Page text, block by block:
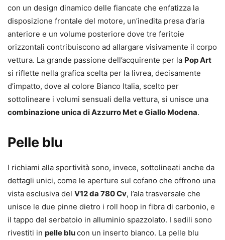
con un design dinamico delle fiancate che enfatizza la
disposizione frontale del motore, un’inedita presa d’aria
anteriore e un volume posteriore dove tre feritoie
orizzontali contribuiscono ad allargare visivamente il corpo
vettura. La grande passione dell’acquirente per la Pop Art
si riflette nella grafica scelta per la livrea, decisamente
d’impatto, dove al colore Bianco Italia, scelto per
sottolineare i volumi sensuali della vettura, si unisce una
combinazione unica di Azzurro Met e Giallo Modena.
Pelle blu
I richiami alla sportività sono, invece, sottolineati anche da
dettagli unici, come le aperture sul cofano che offrono una
vista esclusiva del V12 da 780 Cv, l’ala trasversale che
unisce le due pinne dietro i roll hoop in fibra di carbonio, e
il tappo del serbatoio in alluminio spazzolato. I sedili sono
rivestiti in pelle blucon un inserto bianco. La pelle blu